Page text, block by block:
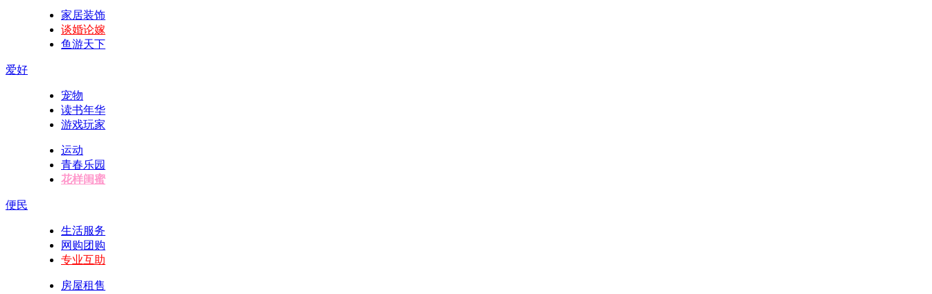
家居装饰
谈婚论嫁
鱼游天下
爱好
宠物
读书年华
游戏玩家
运动
青春乐园
花样闺蜜
便民
生活服务
网购团购
专业互助
房屋租售